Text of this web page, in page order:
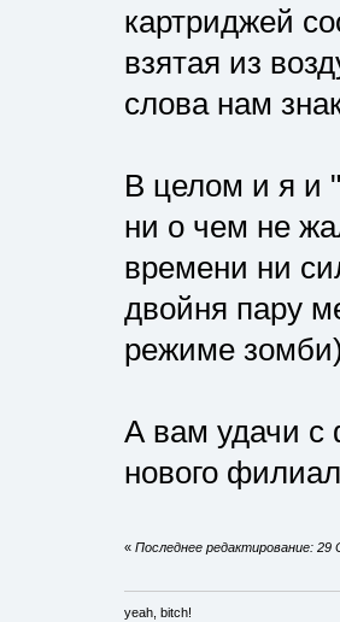
картриджей
взятая из
слова нам
В целом и я и
ни о чем не
времени ни
двойня пару
режиме
А вам удачи с
нового
« Последнее редактирование:
yeah, bitch!